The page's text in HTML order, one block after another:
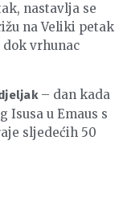
nastavlja se
na Veliki petak
vrhunac
– dan kada
Isusa u Emaus s
sljedećih 50